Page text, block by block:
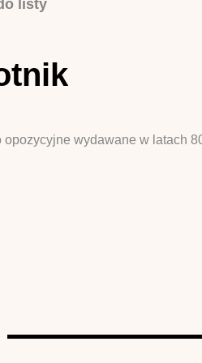
listy
opozycyjne wydawane w latach